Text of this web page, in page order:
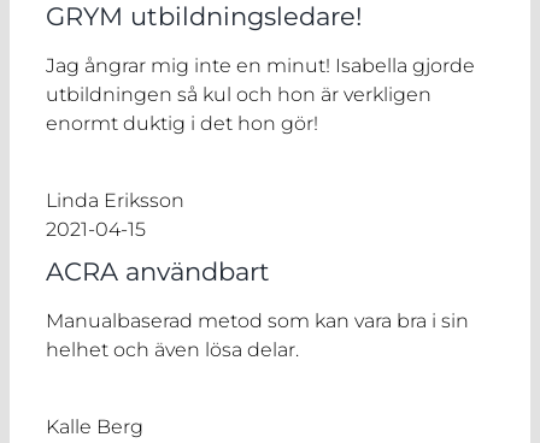
GRYM utbildningsledare!
Jag ångrar mig inte en minut! Isabella gjorde
utbildningen så kul och hon är verkligen
enormt duktig i det hon gör!
Linda Eriksson
2021-04-15
ACRA användbart
Manualbaserad metod som kan vara bra i sin
helhet och även lösa delar.
Kalle Berg